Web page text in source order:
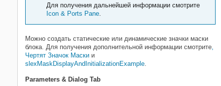
Для получения дальнейшей информации смотрите
Icon & Ports Pane
Можно создать статические или динамические значки маски
блока. Для получения дополнительной информации смотрите
Чертят Значок Маски и
slexMaskDisplayAndInitializationExample
Parameters & Dialog Tab